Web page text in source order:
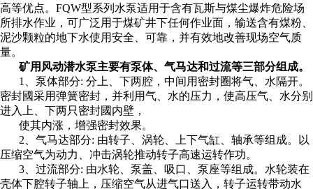
高等优点。FQW型系列水泵适用于含有瓦斯与煤尘爆炸危险场
所排水作业，可广泛用于煤矿井下任何作业面，输送含有煤粉、
泥沙颗粒的地下水使用安全、可靠，并有效地改善现场空气质
量。
矿用风动潜水泵主要有泵体、气马达和过流等三部分组成。
1、泵体部分: 分上、下两腔，中间用密封圈将气、水隔开。
密封國采用弹簧密封，并利用气、水的压力，使高压气、水分别
进入上、下两只密封國内壁，
使其内涨，增强密封效果。
2、气马达部分: 由转子、涡轮、上下气缸、轴承等组成。以
压缩空气为动力、冲击涡轮推动转子高速运转作功。
3、过流部分: 由水轮、泵盖、吸口、泵座等组成。水轮装在
壳体下腔转子轴上，压缩空气从进气口送入，转子运转带动水